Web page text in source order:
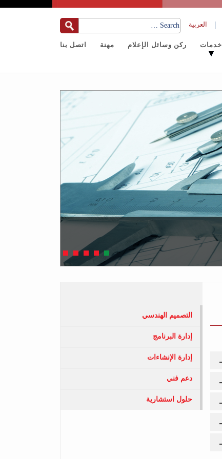
العربية
خدمات ركن وسائل الإعلام مهنة اتصل بنا
التصميم الهندسي
إدارة البرنامج
إدارة الإنشاءات
دعم فني
حلول استشارية